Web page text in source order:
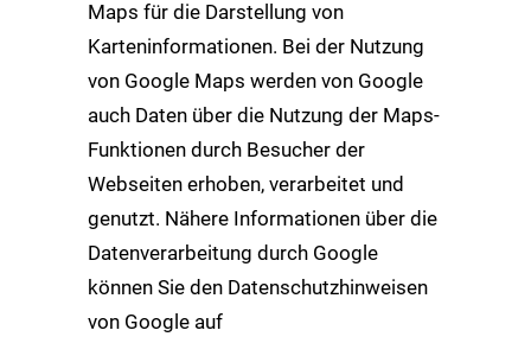
Maps für die Darstellung von
Karteninformationen. Bei der Nutzung
von Google Maps werden von Google
auch Daten über die Nutzung der Maps-
Funktionen durch Besucher der
Webseiten erhoben, verarbeitet und
genutzt. Nähere Informationen über die
Datenverarbeitung durch Google
können Sie den Datenschutzhinweisen
von Google auf